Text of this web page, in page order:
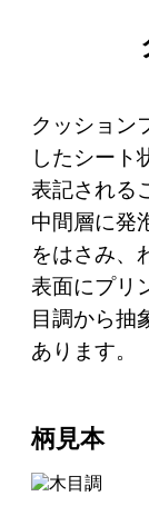
クッション
したシート
表記される
中間層に発
をはさみ、
表面にプリ
目調から抽
あります。
柄見本